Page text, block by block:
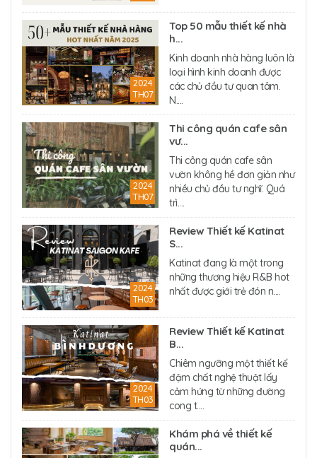
2024
TH07
Top 50 mẫu thiết kế nhà
h...
Kinh doanh nhà hàng luôn là
loại hình kinh doanh được
các chủ đầu tư quan tâm.
N....
2024
TH07
Thi công quán cafe sân
vư...
Thi công quán cafe sân
vườn không hề đơn giản như
nhiều chủ đầu tư nghĩ. Quá
trì....
2024
TH03
Review Thiết kế Katinat
S...
Katinat đang là một trong
những thương hiệu R&B hot
nhất được giới trẻ đón n....
2024
TH03
Review Thiết kế Katinat
B...
Chiêm ngưỡng một thiết kế
đậm chất nghệ thuật lấy
cảm hứng từ những đường
cong t....
Khám phá về thiết kế
quán...